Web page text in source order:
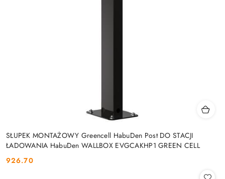
SŁUPEK MONTAŻOWY Greencell HabuDen Post DO STACJI
ŁADOWANIA HabuDen WALLBOX EVGCAKHP1 GREEN CELL
Cena:
926.70